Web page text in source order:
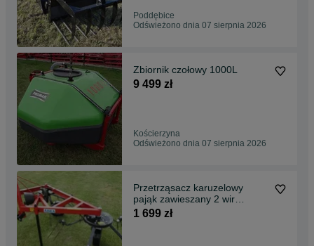
Poddębice
Odświeżono dnia 07 sierpnia 2026
Zbiornik czołowy 1000L
9 499 zł
Kościerzyna
Odświeżono dnia 07 sierpnia 2026
Przetrząsacz karuzelowy
pająk zawieszany 2 wir
zgrabiarka 5 /6 wir
1 699 zł